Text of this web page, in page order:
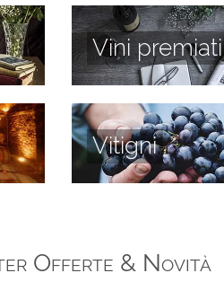
Vini premiati
Vitigni
Offerte & Novità